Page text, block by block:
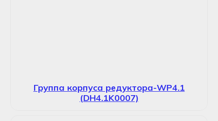
Группа корпуса редуктора-WP4.1
(DH4.1K0007)